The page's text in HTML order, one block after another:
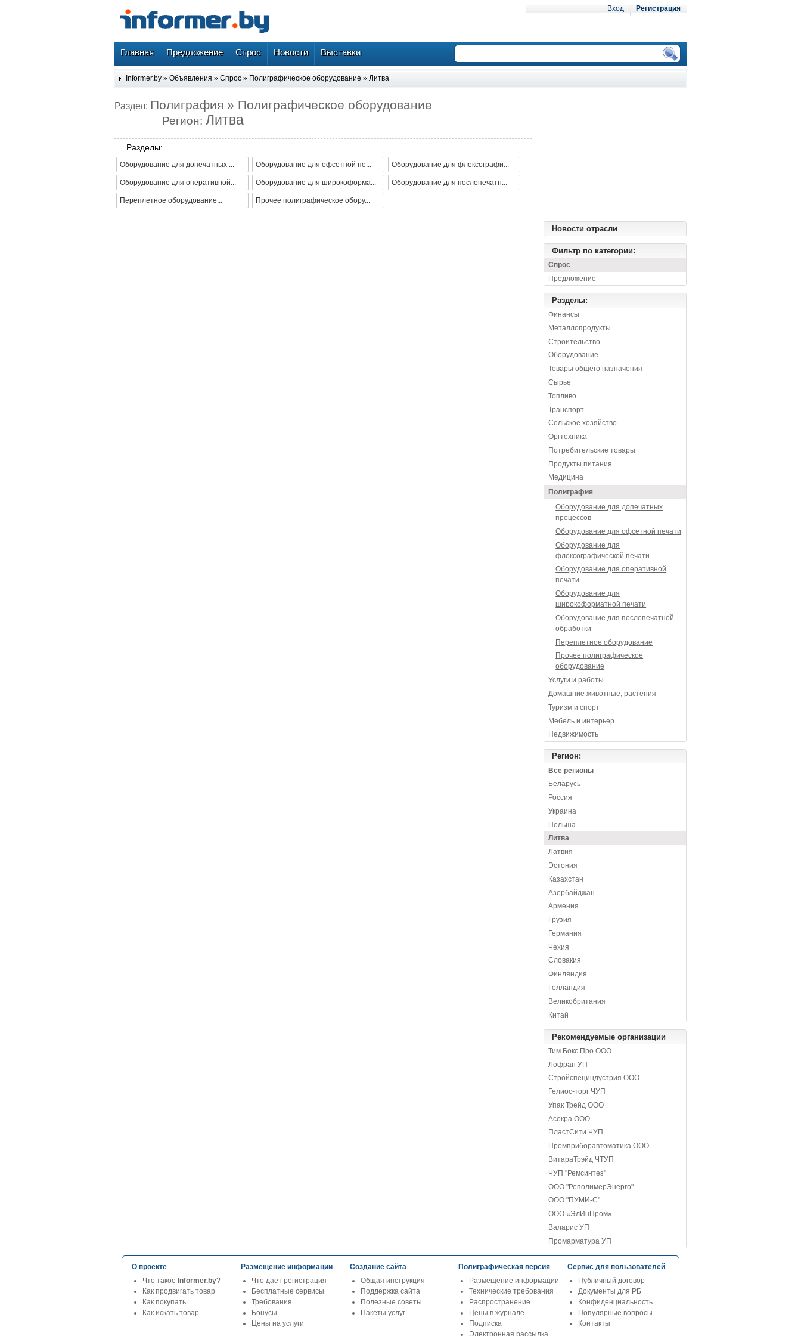
Вход Регистрация
Главная Предложение Спрос Новости Выставки
Informer.by » Объявления » Спрос » Полиграфическое оборудование » Литва
Раздел: Полиграфия » Полиграфическое оборудование
Регион: Литва
Разделы:
Оборудование для допечатных ... Оборудование для офсетной пе... Оборудование для флексографи...
Оборудование для оперативной... Оборудование для широкоформа... Оборудование для послепечатн...
Переплетное оборудование... Прочее полиграфическое обору...
Новости отрасли
Фильтр по категории:
Спрос
Предложение
Разделы:
Финансы
Металлопродукты
Строительство
Оборудование
Товары общего назначения
Сырье
Топливо
Транспорт
Сельское хозяйство
Оргтехника
Потребительские товары
Продукты питания
Медицина
Полиграфия
Оборудование для допечатных
процессов
Оборудование для офсетной печати
Оборудование для
флексографической печати
Оборудование для оперативной
печати
Оборудование для
широкоформатной печати
Оборудование для послепечатной
обработки
Переплетное оборудование
Прочее полиграфическое
оборудование
Услуги и работы
Домашние животные, растения
Туризм и спорт
Мебель и интерьер
Недвижимость
Регион:
Все регионы
Беларусь
Россия
Украина
Польша
Литва
Латвия
Эстония
Казахстан
Азербайджан
Армения
Грузия
Германия
Чехия
Словакия
Финляндия
Голландия
Великобритания
Китай
Рекомендуемые организации
Тим Бокс Про ООО
Лофран УП
Стройспециндустрия ООО
Гелиос-торг ЧУП
Упак Трейд ООО
Асокра ООО
ПластСити ЧУП
Промприборавтоматика ООО
ВитараТрэйд ЧТУП
ЧУП "Ремсинтез"
ООО "РеполимерЭнерго"
ООО "ПУМИ-С"
ООО «ЭлИнПром»
Валарис УП
Промарматура УП
О проекте
Что такое Informer.by?
Как продвигать товар
Как покупать
Как искать товар
Размещение информации
Что дает регистрация
Бесплатные сервисы
Требования
Бонусы
Цены на услуги
Создание сайта
Общая инструкция
Поддержка сайта
Полезные советы
Пакеты услуг
Полиграфическая версия
Размещение информации
Технические требования
Распространение
Цены в журнале
Подписка
Электронная рассылка
Сервис для пользователей
Публичный договор
Документы для РБ
Конфиденциальность
Популярные вопросы
Контакты